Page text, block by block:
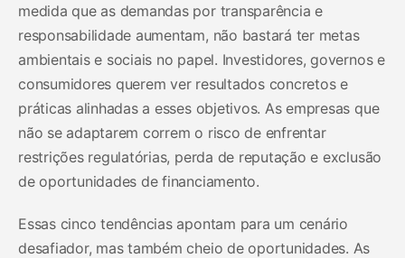
medida que as demandas por transparência e
responsabilidade aumentam, não bastará ter metas
ambientais e sociais no papel. Investidores, governos e
consumidores querem ver resultados concretos e
práticas alinhadas a esses objetivos. As empresas que
não se adaptarem correm o risco de enfrentar
restrições regulatórias, perda de reputação e exclusão
de oportunidades de financiamento.
Essas cinco tendências apontam para um cenário
desafiador, mas também cheio de oportunidades. As